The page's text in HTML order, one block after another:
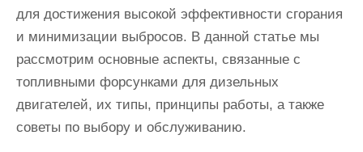
для достижения высокой эффективности сгорания
и минимизации выбросов. В данной статье мы
рассмотрим основные аспекты, связанные с
топливными форсунками для дизельных
двигателей, их типы, принципы работы, а также
советы по выбору и обслуживанию.